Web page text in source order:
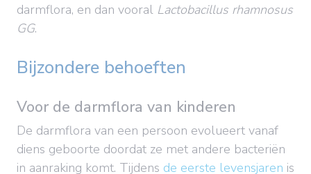
darmflora, en dan vooral Lactobacillus rhamnosus
GG.
Bijzondere behoeften
Voor de darmflora van kinderen
De darmflora van een persoon evolueert vanaf
diens geboorte doordat ze met andere bacteriën
in aanraking komt. Tijdens de eerste levensjaren is